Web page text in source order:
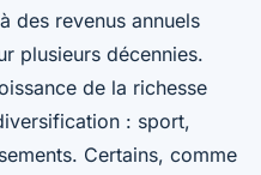
des revenus annuels
plusieurs décennies.
de la richesse
: sport,
Certains, comme